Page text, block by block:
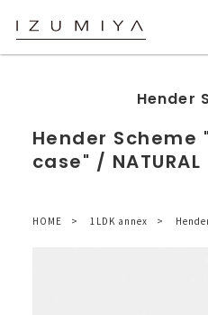
Hender
Hender
case" / NATURAL
HOME 1LDK annex